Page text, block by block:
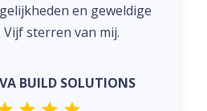
en geweldige
sterren van mij.
BUILD SOLUTIONS